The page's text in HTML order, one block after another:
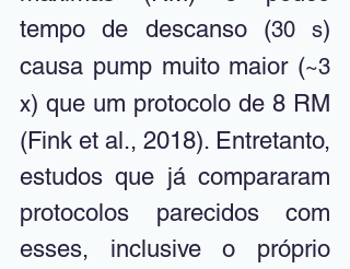
tempo de descanso (30 s)
causa pump muito maior (~3
x) que um protocolo de 8 RM
(Fink et al., 2018). Entretanto,
estudos que já compararam
protocolos parecidos com
esses, inclusive o próprio